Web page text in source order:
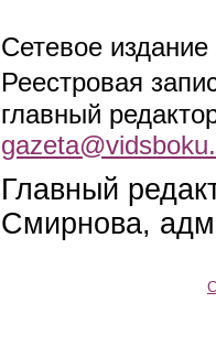
Сетевое
Реестровая
главный
Главный
Смирнова,